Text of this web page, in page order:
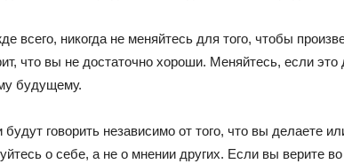
всего, никогда не меняйтесь для того, чтобы
что вы не достаточно хороши. Меняйтесь, если
будущему.
говорить независимо от того, что вы делаете
о себе, а не о мнении других. Если вы верите